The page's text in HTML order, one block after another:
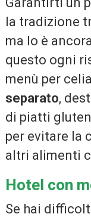
la tradizione
ma lo è
questo ogni
menù per
separato,
di piatti
per evitare la
altri alimenti
Hotel con
Se hai